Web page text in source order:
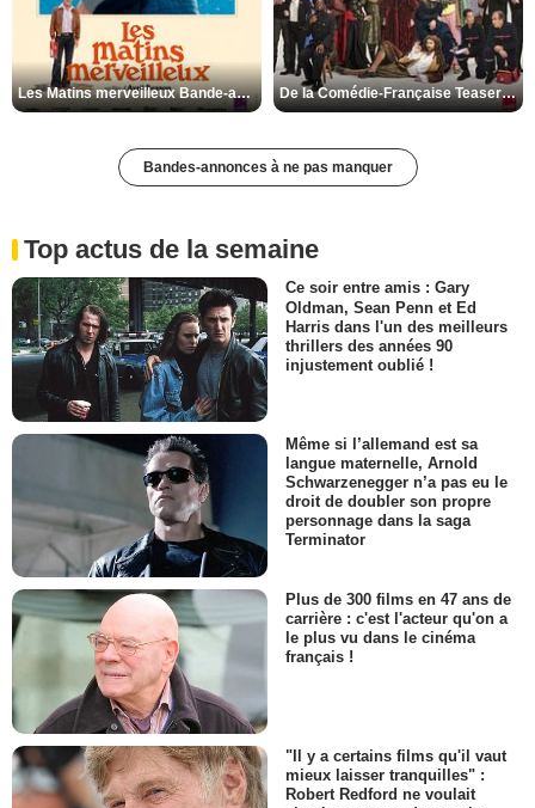
Les Matins merveilleux Bande-annonce VF De la Comédie-Française Teaser VF
Bandes-annonces à ne pas manquer
Top actus de la semaine
Ce soir entre amis : Gary
Oldman, Sean Penn et Ed
Harris dans l'un des meilleurs
thrillers des années 90
injustement oublié !
Même si l’allemand est sa
langue maternelle, Arnold
Schwarzenegger n’a pas eu le
droit de doubler son propre
personnage dans la saga
Terminator
Plus de 300 films en 47 ans de
carrière : c'est l'acteur qu'on a
le plus vu dans le cinéma
français !
"Il y a certains films qu'il vaut
mieux laisser tranquilles" :
Robert Redford ne voulait